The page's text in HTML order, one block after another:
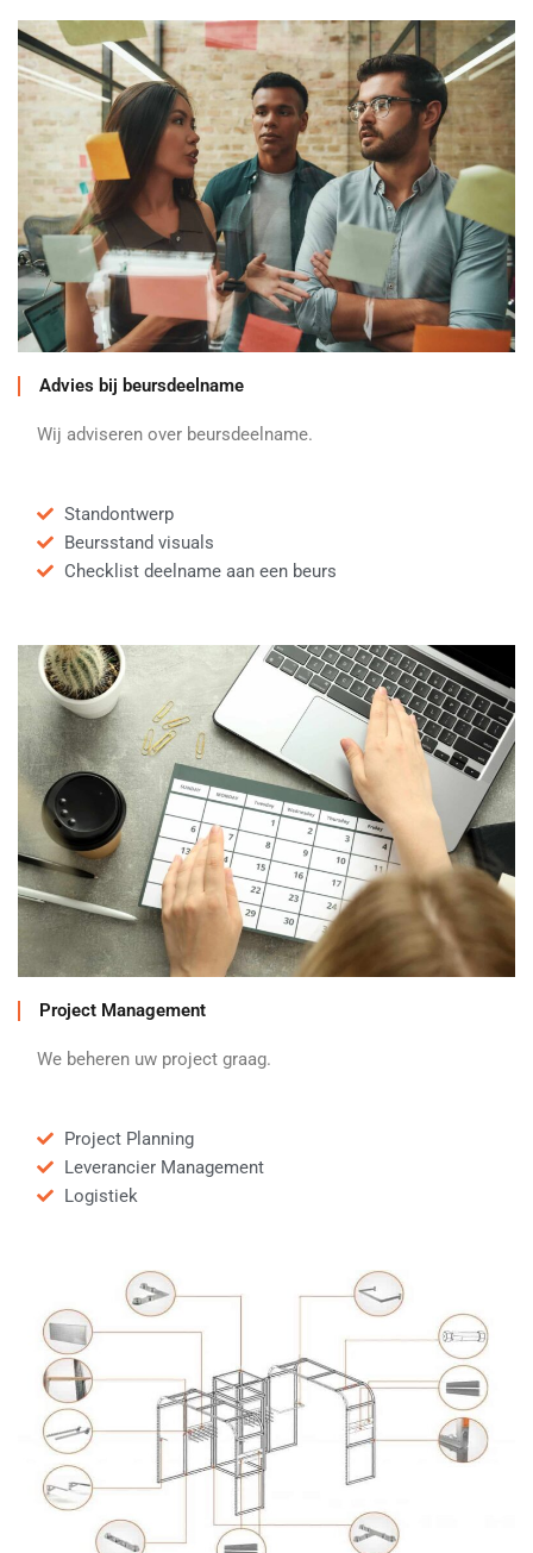
Advies bij beursdeelname
Wij adviseren over beursdeelname.
Standontwerp
Beursstand visuals
Checklist deelname aan een beurs
Project Management
We beheren uw project graag.
Project Planning
Leverancier Management
Logistiek